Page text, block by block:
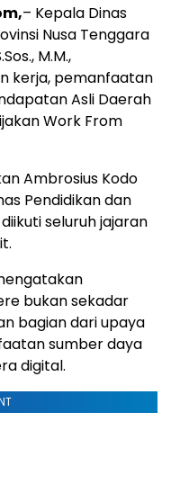
– Kepala Dinas
Nusa Tenggara
M.M.,
kerja, pemanfaatan
Asli Daerah
Work From
Ambrosius Kodo
Pendidikan dan
seluruh jajaran
bukan sekadar
bagian dari upaya
sumber daya
digital.